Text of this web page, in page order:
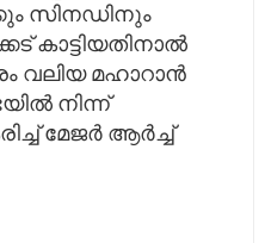
സിനഡിനും
കാട്ടിയതിനാൽ
വലിയ മഹാറാൻ
നിന്ന്
മേജർ ആർച്ച്